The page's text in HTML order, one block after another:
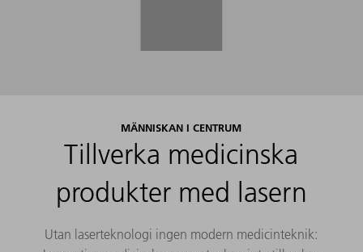
MÄNNISKAN I CENTRUM
Tillverka medicinska
produkter med lasern
Utan laserteknologi ingen modern medicinteknik: